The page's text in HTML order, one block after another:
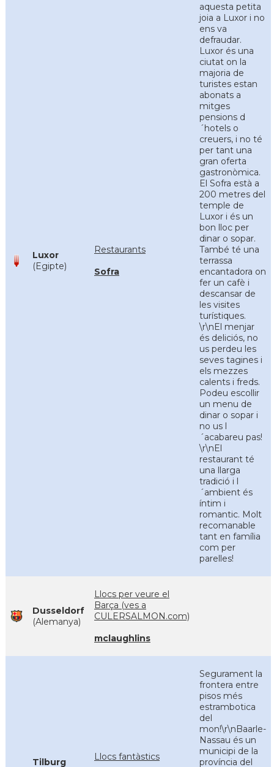
Luxor
(Egipte)
Restaurants
Sofra
aquesta petita
joia a Luxor i no
ens va
defraudar.
Luxor és una
ciutat on la
majoria de
turistes estan
abonats a
mitges
pensions d
´hotels o
creuers, i no té
per tant una
gran oferta
gastronòmica.
El Sofra està a
200 metres del
temple de
Luxor i és un
bon lloc per
dinar o sopar.
També té una
terrassa
encantadora on
fer un cafè i
descansar de
les visites
turístiques.
\r\nEl menjar
és deliciós, no
us perdeu les
seves tagines i
els mezzes
calents i freds.
Podeu escollir
un menu de
dinar o sopar i
no us l
´acabareu pas!
\r\nEl
restaurant té
una llarga
tradició i l
´ambient és
íntim i
romantic. Molt
recomanable
tant en família
com per
parelles!
Dusseldorf
(Alemanya)
Llocs per veure el
Barça (ves a
CULERSALMON.com)
mclaughlins
Tilburg Llocs fantàstics
Segurament la
frontera entre
pisos més
estrambotica
del
mon!\r\nBaarle-
Nassau és un
municipi de la
província del